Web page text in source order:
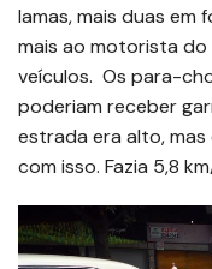
lamas, mais duas em
mais ao motorista
veículos. Os para-
poderiam receber
estrada era alto,
com isso. Fazia 5,8